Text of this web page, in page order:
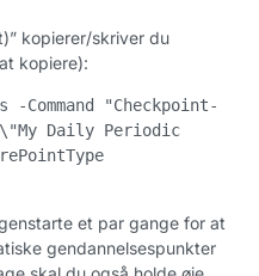
kopierer/skriver du
kopiere):
Command "Checkpoint-
Daily Periodic
et par gange for at
gendannelsespunkter